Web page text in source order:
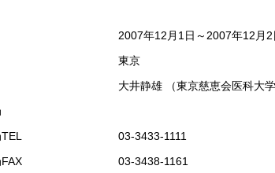
2007年12月1日～2007年12月2
東京
大井静雄 （東京慈恵会医科大学
03-3433-1111
03-3438-1161